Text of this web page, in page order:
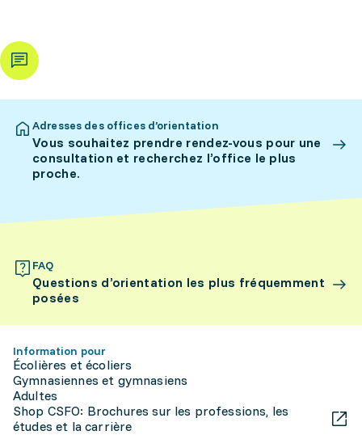
Adresses des offices d’orientation
Vous souhaitez prendre rendez-vous pour une
consultation et recherchez l’office le plus
proche.
FAQ
Questions d’orientation les plus fréquemment
posées
Information pour
Écolières et écoliers
Gymnasiennes et gymnasiens
Adultes
Shop CSFO: Brochures sur les professions, les
études et la carrière